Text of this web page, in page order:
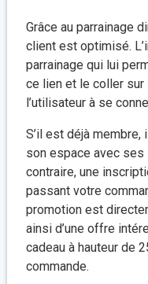
Grâce au parrainage
client est optimisé.
parrainage qui lui
ce lien et le coller sur
l’utilisateur à se
S’il est déjà
son espace avec
contraire, une
passant votre
promotion est
ainsi d’une offre
cadeau à hauteur de
commande.